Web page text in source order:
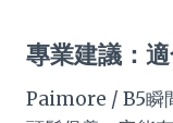
專業建議：
Paimore / B5瞬